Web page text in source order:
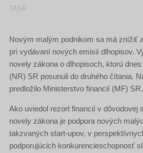
TASR
Novým malým podnikom sa má znížiť
pri vydávaní nových emisií dlhopisov.
novely zákona o dlhopisoch, ktorú
(NR) SR posunuli do druhého čítania.
predložilo Ministerstvo financií (MF) SR.
Ako uviedol rezort financií v dôvodovej
novely zákona je podpora nových
takzvaných start-upov, v
podporujúcich konkurencieschopnosť